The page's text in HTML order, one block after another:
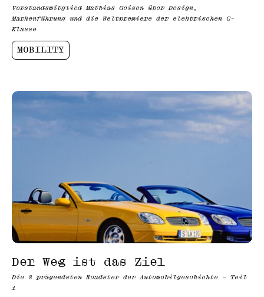
Vorstandsmitglied Mathias Geisen über Design,
Markenführung und die Weltpremiere der elektrischen C-
Klasse
MOBILITY
Der Weg ist das Ziel
Die 8 prägendsten Roadster der Automobilgeschichte – Teil
1